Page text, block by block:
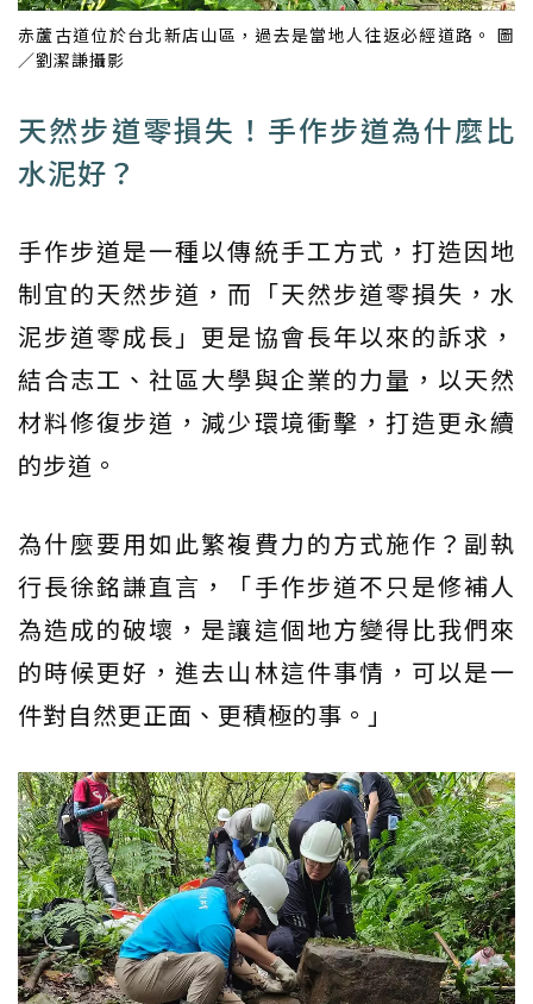
赤蘆古道位於台北新店山區，過去是當地人往返必經道路。 圖
／劉潔謙攝影
天然步道零損失！手作步道為什麼比
水泥好？
手作步道是一種以傳統手工方式，打造因地
制宜的天然步道，而「天然步道零損失，水
泥步道零成長」更是協會長年以來的訴求，
結合志工、社區大學與企業的力量，以天然
材料修復步道，減少環境衝擊，打造更永續
的步道。
為什麼要用如此繁複費力的方式施作？副執
行長徐銘謙直言，「手作步道不只是修補人
為造成的破壞，是讓這個地方變得比我們來
的時候更好，進去山林這件事情，可以是一
件對自然更正面、更積極的事。」